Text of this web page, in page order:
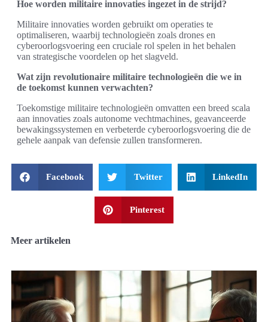
Hoe worden militaire innovaties ingezet in de strijd?
Militaire innovaties worden gebruikt om operaties te
optimaliseren, waarbij technologieën zoals drones en
cyberoorlogsvoering een cruciale rol spelen in het behalen
van strategische voordelen op het slagveld.
Wat zijn revolutionaire militaire technologieën die we in
de toekomst kunnen verwachten?
Toekomstige militaire technologieën omvatten een breed scala
aan innovaties zoals autonome vechtmachines, geavanceerde
bewakingssystemen en verbeterde cyberoorlogsvoering die de
gehele aanpak van defensie zullen transformeren.
Facebook Twitter LinkedIn
Pinterest
Meer artikelen